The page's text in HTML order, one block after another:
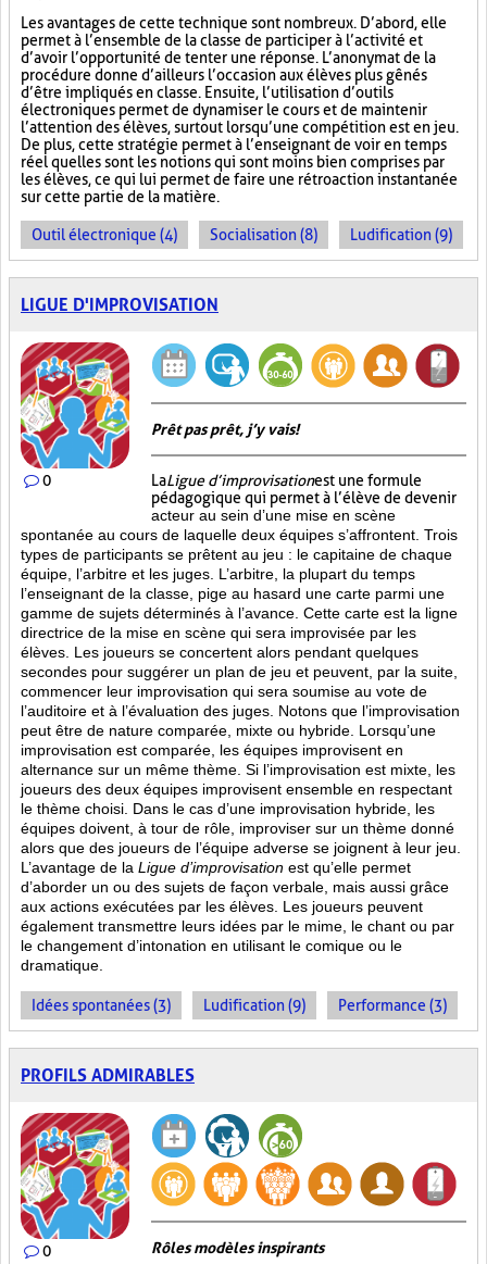
Les avantages de cette technique sont nombreux. D’abord, elle
permet à l’ensemble de la classe de participer à l’activité et
d’avoir l’opportunité de tenter une réponse. L’anonymat de la
procédure donne d’ailleurs l’occasion aux élèves plus gênés
d’être impliqués en classe. Ensuite, l’utilisation d’outils
électroniques permet de dynamiser le cours et de maintenir
l’attention des élèves, surtout lorsqu’une compétition est en jeu.
De plus, cette stratégie permet à l’enseignant de voir en temps
réel quelles sont les notions qui sont moins bien comprises par
les élèves, ce qui lui permet de faire une rétroaction instantanée
sur cette partie de la matière.
Outil électronique (4) Socialisation (8) Ludification (9)
LIGUE D'IMPROVISATION
0
Prêt pas prêt, j’y vais!
LaLigue d’improvisationest une formule
pédagogique qui permet à l’élève de devenir
acteur au sein d’une mise en scène
spontanée au cours de laquelle deux équipes s’affrontent. Trois
types de participants se prêtent au jeu : le capitaine de chaque
équipe, l’arbitre et les juges. L’arbitre, la plupart du temps
l’enseignant de la classe, pige au hasard une carte parmi une
gamme de sujets déterminés à l’avance. Cette carte est la ligne
directrice de la mise en scène qui sera improvisée par les
élèves. Les joueurs se concertent alors pendant quelques
secondes pour suggérer un plan de jeu et peuvent, par la suite,
commencer leur improvisation qui sera soumise au vote de
l’auditoire et à l’évaluation des juges. Notons que l’improvisation
peut être de nature comparée, mixte ou hybride. Lorsqu’une
improvisation est comparée, les équipes improvisent en
alternance sur un même thème. Si l’improvisation est mixte, les
joueurs des deux équipes improvisent ensemble en respectant
le thème choisi. Dans le cas d’une improvisation hybride, les
équipes doivent, à tour de rôle, improviser sur un thème donné
alors que des joueurs de l’équipe adverse se joignent à leur jeu.
L’avantage de la Ligue d’improvisation est qu’elle permet
d’aborder un ou des sujets de façon verbale, mais aussi grâce
aux actions exécutées par les élèves. Les joueurs peuvent
également transmettre leurs idées par le mime, le chant ou par
le changement d’intonation en utilisant le comique ou le
dramatique.
Idées spontanées (3) Ludification (9) Performance (3)
PROFILS ADMIRABLES
0 Rôles modèles inspirants